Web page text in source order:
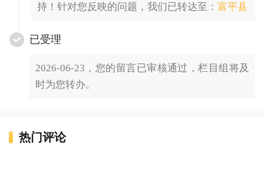
持！针对您反映的问题，我们已转达至： 富平县
已受理
2026-06-23，您的留言已审核通过，栏目组将及
时为您转办。
热门评论